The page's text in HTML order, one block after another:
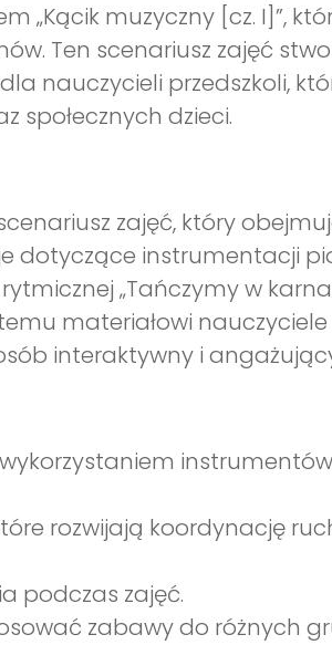
„Kącik muzyczny [cz. I]”,
Ten scenariusz zajęć
nauczycieli przedszkoli,
społecznych dzieci.
zajęć, który
dotyczące instrumentacji
„Tańczymy w
materiałowi
interaktywny i
rozwijają koordynację
podczas zajęć.
zabawy do różnych